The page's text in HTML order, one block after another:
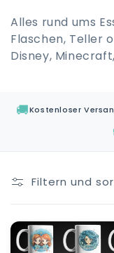
t
e
i
Alles rund ums
Flaschen, Teller
Disney,
🚚Kostenloser
Filtern und